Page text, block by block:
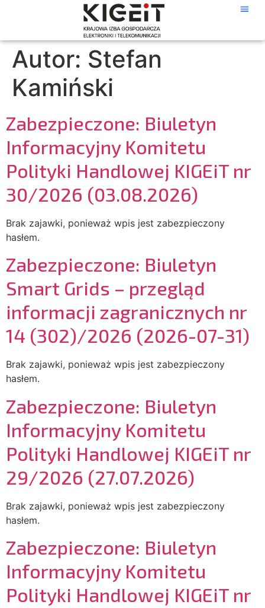
Autor: Stefan
Kamiński
Zabezpieczone: Biuletyn
Informacyjny Komitetu
Polityki Handlowej KIGEiT nr
30/2026 (03.08.2026)
Brak zajawki, ponieważ wpis jest zabezpieczony
hasłem.
Zabezpieczone: Biuletyn
Smart Grids – przegląd
informacji zagranicznych nr
14 (302)/2026 (2026-07-31)
Brak zajawki, ponieważ wpis jest zabezpieczony
hasłem.
Zabezpieczone: Biuletyn
Informacyjny Komitetu
Polityki Handlowej KIGEiT nr
29/2026 (27.07.2026)
Brak zajawki, ponieważ wpis jest zabezpieczony
hasłem.
Zabezpieczone: Biuletyn
Informacyjny Komitetu
Polityki Handlowej KIGEiT nr